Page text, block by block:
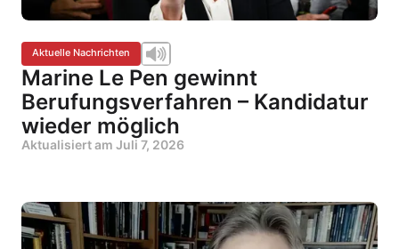
Aktuelle Nachrichten
Marine Le Pen gewinnt
Berufungsverfahren – Kandidatur
wieder möglich
Aktualisiert am Juli 7, 2026